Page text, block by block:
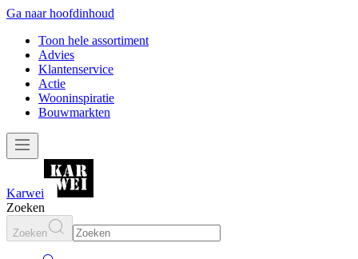
Ga naar hoofdinhoud
Toon hele assortiment
Advies
Klantenservice
Actie
Wooninspiratie
Bouwmarkten
Karwei
Zoeken
Zoeken